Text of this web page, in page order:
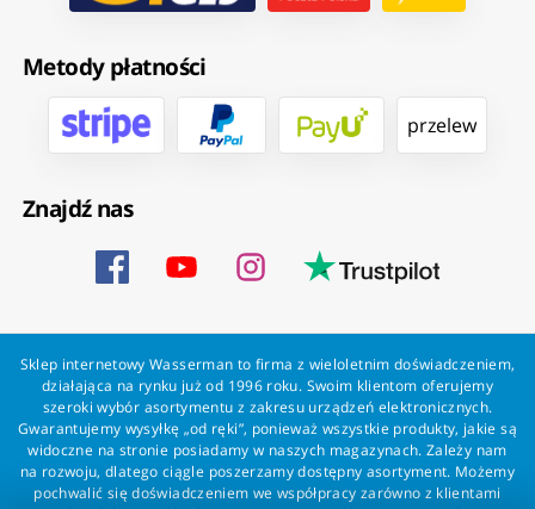
Metody płatności
przelew
Znajdź nas
Sklep internetowy Wasserman to firma z wieloletnim doświadczeniem,
działająca na rynku już od 1996 roku. Swoim klientom oferujemy
szeroki wybór asortymentu z zakresu urządzeń elektronicznych.
Gwarantujemy wysyłkę „od ręki”, ponieważ wszystkie produkty, jakie są
widoczne na stronie posiadamy w naszych magazynach. Zależy nam
na rozwoju, dlatego ciągle poszerzamy dostępny asortyment. Możemy
pochwalić się doświadczeniem we współpracy zarówno z klientami